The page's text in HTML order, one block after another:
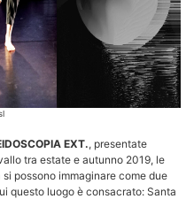
EXT., presentate
tra estate e autunno 2019, le
possono immaginare come due
questo luogo è consacrato: Santa